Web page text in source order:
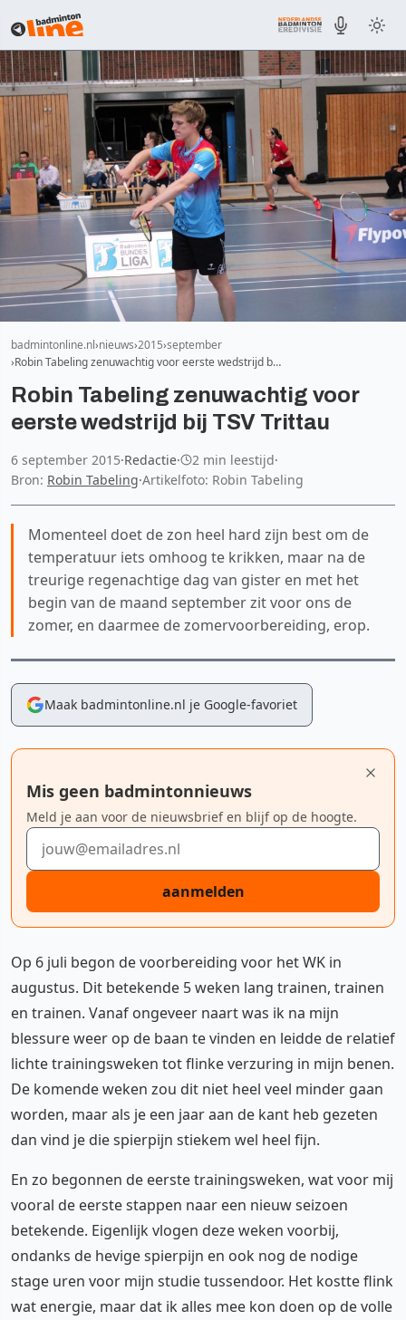
badmintonline.nl nieuws 2015 september
Robin Tabeling zenuwachtig voor eerste wedstrijd b…
Robin Tabeling zenuwachtig voor
eerste wedstrijd bij TSV Trittau
6 september 2015·Redactie· 2 min leestijd·
Bron: Robin Tabeling·Artikelfoto: Robin Tabeling
Momenteel doet de zon heel hard zijn best om de
temperatuur iets omhoog te krikken, maar na de
treurige regenachtige dag van gister en met het
begin van de maand september zit voor ons de
zomer, en daarmee de zomervoorbereiding, erop.
Maak badmintonline.nl je Google-favoriet
Mis geen badmintonnieuws
Meld je aan voor de nieuwsbrief en blijf op de hoogte.
E-mailadres
aanmelden
Op 6 juli begon de voorbereiding voor het WK in
augustus. Dit betekende 5 weken lang trainen, trainen
en trainen. Vanaf ongeveer naart was ik na mijn
blessure weer op de baan te vinden en leidde de relatief
lichte trainingsweken tot flinke verzuring in mijn benen.
De komende weken zou dit niet heel veel minder gaan
worden, maar als je een jaar aan de kant heb gezeten
dan vind je die spierpijn stiekem wel heel fijn.
En zo begonnen de eerste trainingsweken, wat voor mij
vooral de eerste stappen naar een nieuw seizoen
betekende. Eigenlijk vlogen deze weken voorbij,
ondanks de hevige spierpijn en ook nog de nodige
stage uren voor mijn studie tussendoor. Het kostte flink
wat energie, maar dat ik alles mee kon doen op de volle